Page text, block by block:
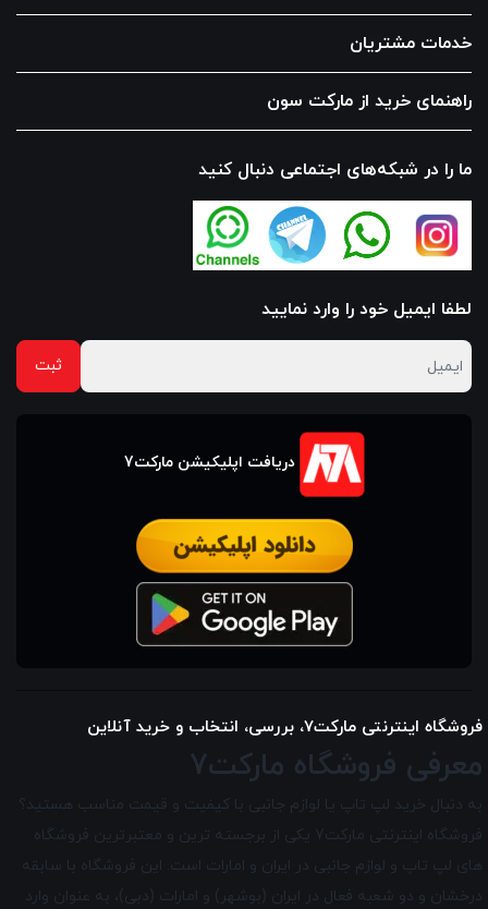
خدمات مشتریان
راهنمای خرید از مارکت سون
ما را در شبکه‌های اجتماعی دنبال کنید
لطفا ایمیل خود را وارد نمایید
دریافت اپلیکیشن مارکت7
فروشگاه اینترنتی مارکت7، بررسی، انتخاب و خرید آنلاین
معرفی فروشگاه مارکت7
به دنبال خرید لپ تاپ یا لوازم جانبی با کیفیت و قیمت مناسب هستید؟
فروشگاه اینترنتی مارکت7 یکی از برجسته ترین و معتبرترین فروشگاه
های لپ تاپ و لوازم جانبی در ایران و امارات است. این فروشگاه با سابقه
درخشان و دو شعبه فعال در ایران (بوشهر) و امارات (دبی)، به عنوان وارد